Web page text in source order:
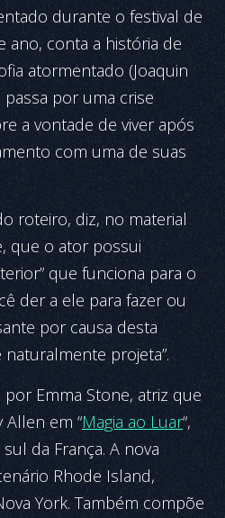
durante o festival de
ano, conta a história de
atormentado (Joaquin
passa por uma crise
a vontade de viver após
com uma de suas
roteiro, diz, no material
que o ator possui
que funciona para o
der a ele para fazer ou
por causa desta
projeta”.
Emma Stone, atriz que
em “Magia ao Luar“,
da França.A nova
Rhode Island,
York. Também compõe